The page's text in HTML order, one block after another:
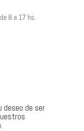
8 a 17 hs.
deseo de ser